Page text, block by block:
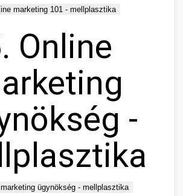
marketing 101 - mellplasztika
Online
-
ügynökség - mellplasztika